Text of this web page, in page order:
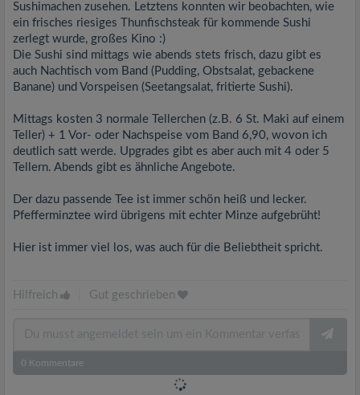
Sushimachen zusehen. Letztens konnten wir beobachten, wie
ein frisches riesiges Thunfischsteak für kommende Sushi
zerlegt wurde, großes Kino :)
Die Sushi sind mittags wie abends stets frisch, dazu gibt es
auch Nachtisch vom Band (Pudding, Obstsalat, gebackene
Banane) und Vorspeisen (Seetangsalat, fritierte Sushi).
Mittags kosten 3 normale Tellerchen (z.B. 6 St. Maki auf einem
Teller) + 1 Vor- oder Nachspeise vom Band 6,90, wovon ich
deutlich satt werde. Upgrades gibt es aber auch mit 4 oder 5
Tellern. Abends gibt es ähnliche Angebote.
Der dazu passende Tee ist immer schön heiß und lecker.
Pfefferminztee wird übrigens mit echter Minze aufgebrüht!
Hier ist immer viel los, was auch für die Beliebtheit spricht.
Hilfreich Gut geschrieben
0 Kommentare